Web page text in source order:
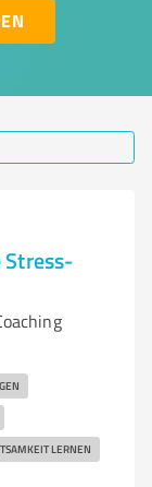
Stress-
LERNEN